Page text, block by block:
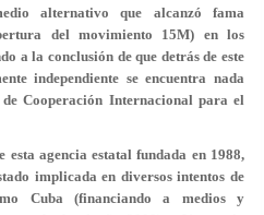
alternativo que alcanzó fama
del movimiento 15M) en los
a la conclusión de que detrás de este
independiente se encuentra nada
Cooperación Internacional para el
agencia estatal fundada en 1988,
implicada en diversos intentos de
Cuba (financiando a medios y